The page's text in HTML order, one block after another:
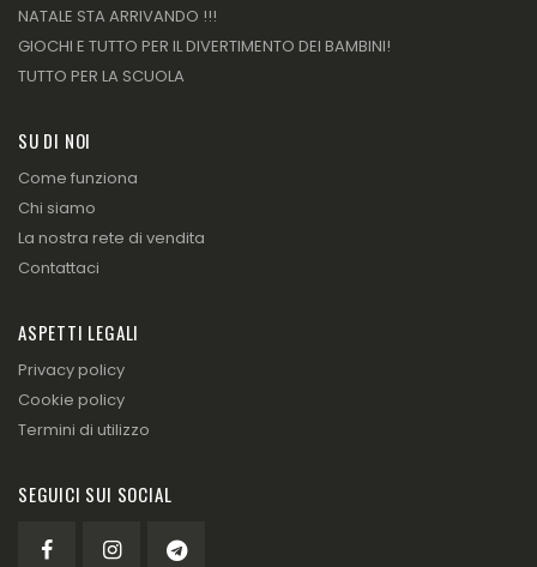
NATALE STA ARRIVANDO !!!
GIOCHI E TUTTO PER IL DIVERTIMENTO DEI BAMBINI!
TUTTO PER LA SCUOLA
SU DI NOI
Come funziona
Chi siamo
La nostra rete di vendita
Contattaci
ASPETTI LEGALI
Privacy policy
Cookie policy
Termini di utilizzo
SEGUICI SUI SOCIAL